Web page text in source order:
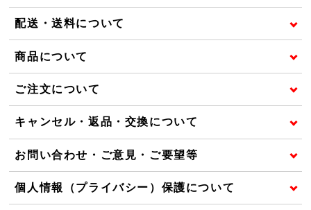
配送・送料について
商品について
ご注文について
キャンセル・返品・交換について
お問い合わせ・ご意見・ご要望等
個人情報（プライバシー）保護について